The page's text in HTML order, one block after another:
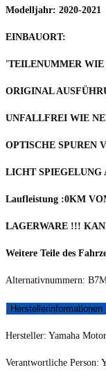
Modelljahr: 2020-2021
EINBAUORT:
'TEILENUMMER
ORIGINAL
UNFALLFREI WIE
OPTISCHE SPUREN
LICHT SPIEGELUNG
Laufleistung :0KM
LAGERWARE !!!
Weitere Teile des
Alternativnummern:
Herstellerinformationen
Hersteller: Yamaha
Verantwortliche Person: